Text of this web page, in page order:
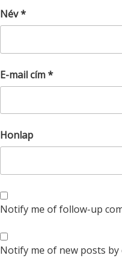
Név*
E-mail cím*
Honlap
Notify me of follow-up
Notify me of new posts by